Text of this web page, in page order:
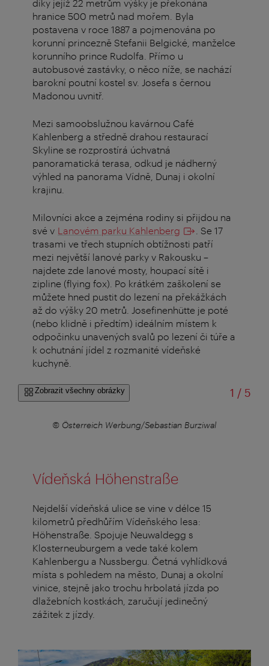
díky jejíž 22 metrům výšky je překonána
hranice 500 metrů nad mořem. Byla
postavena v roce 1887 a pojmenována po
korunní princezně Stefanii Belgické, manželce
korunního prince Rudolfa. Přímo u
autobusové zastávky, o něco níže, se nachází
barokní poutní kostel sv. Josefa s černou
Madonou uvnitř.
Mezi samoobslužnou kavárnou Café
Kahlenberg a středně drahou restaurací
Skyline se rozprostírá úchvatná
panoramatická terasa, odkud je nádherný
výhled na panorama Vídně, Dunaj i okolní
krajinu.
Milovníci akce a zejména rodiny si přijdou na
své v Lanovém parku Kahlenberg
. Se 17
trasami ve třech stupních obtížnosti patří
mezi největší lanové parky v Rakousku –
najdete zde lanové mosty, houpací sítě i
zipline (flying fox). Po krátkém zaškolení se
můžete hned pustit do lezení na překážkách
až do výšky 20 metrů. Josefinenhütte je poté
(nebo klidně i předtím) ideálním místem k
odpočinku unavených svalů po lezení či túře a
k ochutnání jídel z rozmanité vídeňské
kuchyně.
Zobrazit všechny obrázky 1 /z5
© Österreich Werbung/Sebastian Burziwal
Vídeňská Höhenstraße
Nejdelší vídeňská ulice se vine v délce 15
kilometrů předhůřím Vídeňského lesa:
Höhenstraße. Spojuje Neuwaldegg s
Klosterneuburgem a vede také kolem
Kahlenbergu a Nussbergu. Četná vyhlídková
místa s pohledem na město, Dunaj a okolní
vinice, stejně jako trochu hrbolatá jízda po
dlažebních kostkách, zaručují jedinečný
zážitek z jízdy.